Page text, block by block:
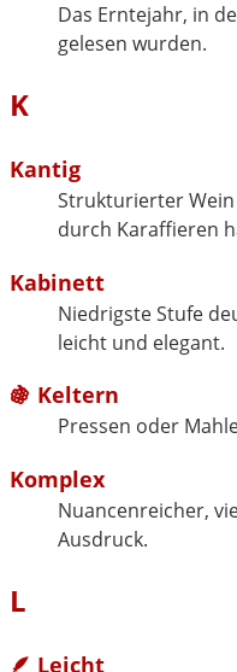
Das Erntejahr, in
gelesen wurden.
K
Kantig
Strukturierter Wein
durch Karaffieren
Kabinett
Niedrigste Stufe
leicht und elegant.
🍇 Keltern
Pressen oder
Komplex
Nuancenreicher,
Ausdruck.
L
🪶 Leicht